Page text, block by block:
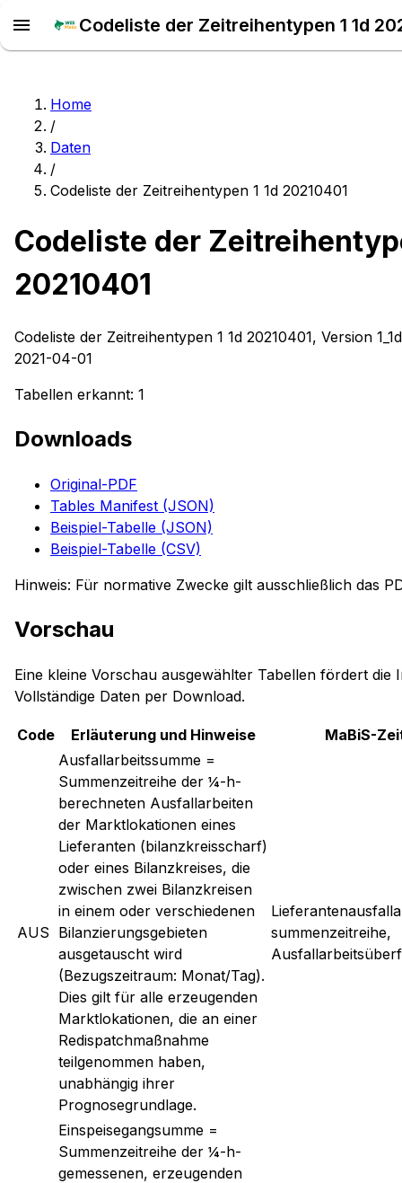
Codeliste der Zeitreihentypen 1 1d
Home
/
Daten
/
Codeliste der Zeitreihentypen 1 1d 20210401
Codeliste der
20210401
Codeliste der Zeitreihentypen 1 1d 20210401, Version
2021-04-01
Tabellen erkannt: 1
Downloads
Original-PDF
Tables Manifest (JSON)
Beispiel-Tabelle (JSON)
Beispiel-Tabelle (CSV)
Hinweis: Für normative Zwecke gilt ausschließlich das
Vorschau
Eine kleine Vorschau ausgewählter Tabellen fördert die
Vollständige Daten per Download.
Code Erläuterung und Hinweise MaBiS-
AUS
Ausfallarbeitssumme =
Summenzeitreihe der ¼-h-
berechneten Ausfallarbeiten
der Marktlokationen eines
Lieferanten (bilanzkreisscharf)
oder eines Bilanzkreises, die
zwischen zwei Bilanzkreisen
in einem oder verschiedenen
Bilanzierungsgebieten
ausgetauscht wird
(Bezugszeitraum: Monat/Tag).
Dies gilt für alle erzeugenden
Marktlokationen, die an einer
Redispatchmaßnahme
teilgenommen haben,
unabhängig ihrer
Prognosegrundlage.
summenzeitreihe,
Einspeisegangsumme =
Summenzeitreihe der ¼-h-
gemessenen, erzeugenden